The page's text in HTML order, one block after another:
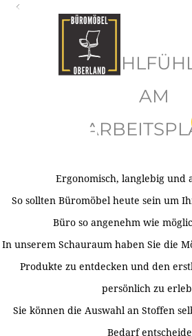
AM
Ergonomisch, langlebig und
So sollten Büromöbel heute sein um
Büro so angenehm wie
In unserem Schauraum haben Sie die
Produkte zu entdecken und den
persönlich zu
Sie können die Auswahl an Stoffen
Bedarf